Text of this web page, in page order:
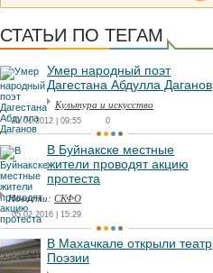
СТАТЬИ ПО ТЕГАМ
Умер народный поэт
Дагестана Абдулла Даганов
Культура и искусство
31.01.2012 | 09:55 0
В Буйнакске местные
жители проводят акцию
протеста
Новости: СКФО
05.02.2016 | 15:29
В Махачкале открыли театр
Поэзии